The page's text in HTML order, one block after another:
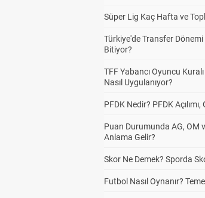
Süper Lig Kaç Hafta ve
Türkiye'de Transfer
Bitiyor?
TFF Yabancı Oyuncu
Nasıl Uygulanıyor?
PFDK Nedir? PFDK
Puan Durumunda AG, OM
Anlama Gelir?
Skor Ne Demek? Sporda
Futbol Nasıl Oynanır?